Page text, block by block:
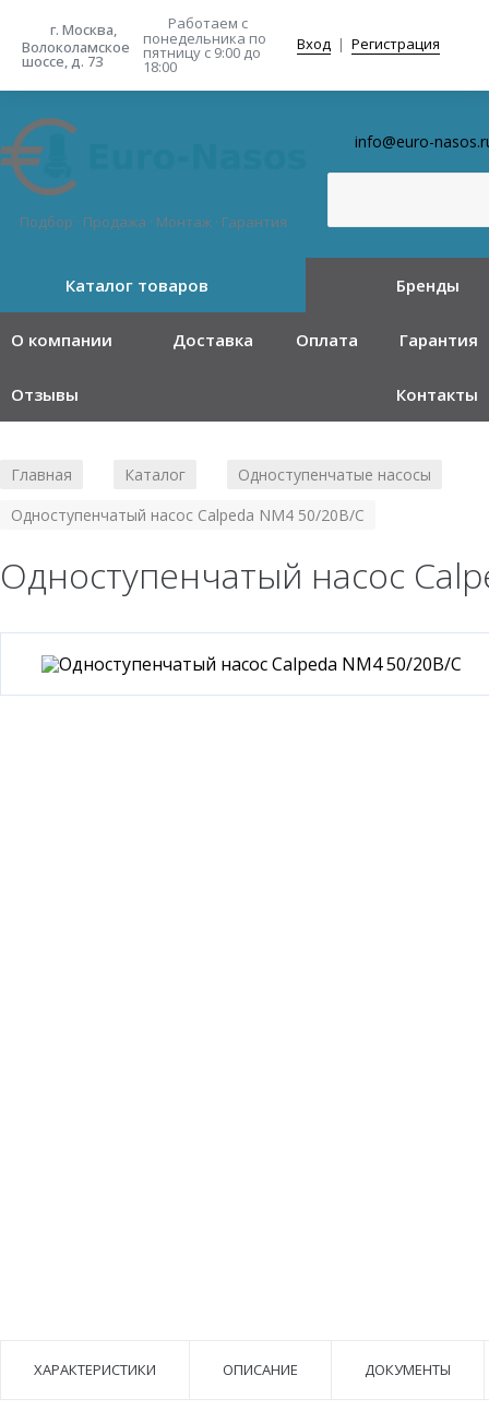
г. Москва,
Волоколамское
шоссе, д. 73
Работаем с
понедельника по
пятницу с 9:00 до
18:00
Вход | Регистрация
Подбор · Продажа · Монтаж · Гарантия
info@euro-
Каталог товаров Бренды
О компании Доставка Оплата Гарантия
Отзывы Контакты
Главная Каталог Одноступенчатые насосы
Одноступенчатый насос Calpeda NM4 50/20B/C
Одноступенчатый насос
ХАРАКТЕРИСТИКИ ОПИСАНИЕ ДОКУМЕНТЫ